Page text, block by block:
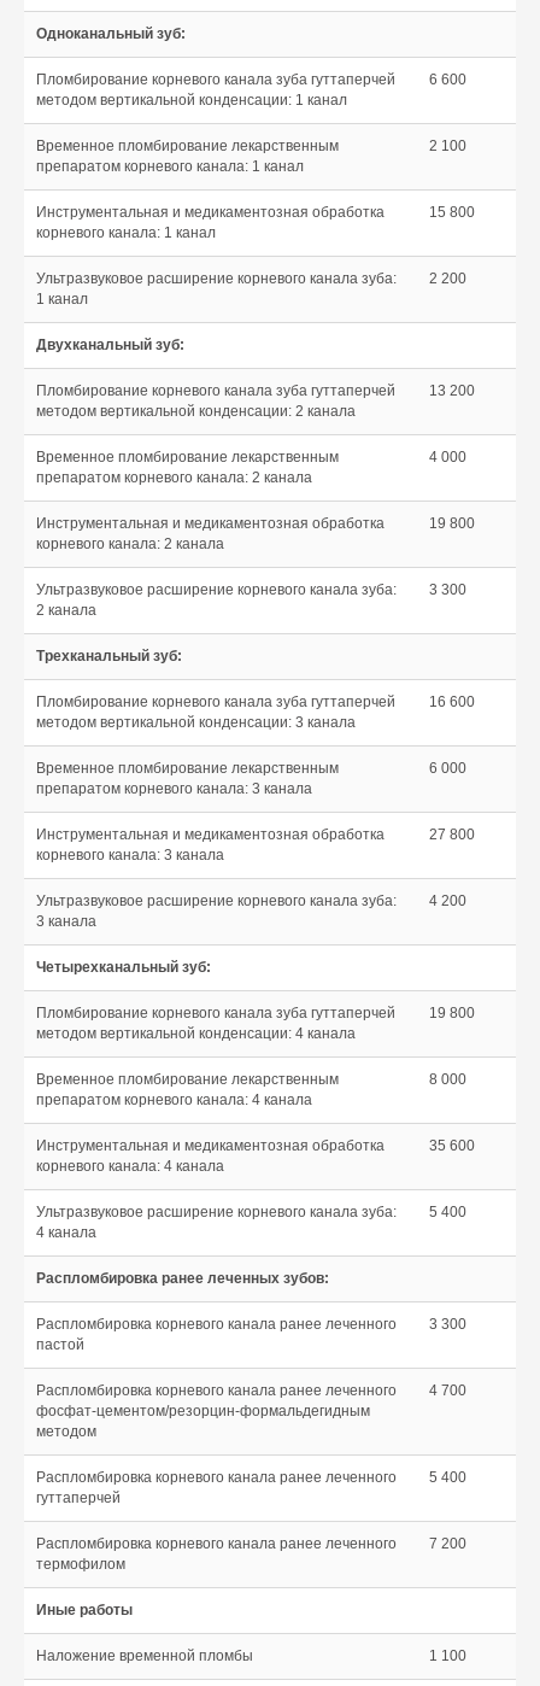
Одноканальный зуб:
Пломбирование корневого канала зуба гуттаперчей
методом вертикальной конденсации: 1 канал
6 600
Временное пломбирование лекарственным
препаратом корневого канала: 1 канал
2 100
Инструментальная и медикаментозная обработка
корневого канала: 1 канал
15 800
Ультразвуковое расширение корневого канала зуба:
1 канал
2 200
Двухканальный зуб:
Пломбирование корневого канала зуба гуттаперчей
методом вертикальной конденсации: 2 канала
13 200
Временное пломбирование лекарственным
препаратом корневого канала: 2 канала
4 000
Инструментальная и медикаментозная обработка
корневого канала: 2 канала
19 800
Ультразвуковое расширение корневого канала зуба:
2 канала
3 300
Трехканальный зуб:
Пломбирование корневого канала зуба гуттаперчей
методом вертикальной конденсации: 3 канала
16 600
Временное пломбирование лекарственным
препаратом корневого канала: 3 канала
6 000
Инструментальная и медикаментозная обработка
корневого канала: 3 канала
27 800
Ультразвуковое расширение корневого канала зуба:
3 канала
4 200
Четырехканальный зуб:
Пломбирование корневого канала зуба гуттаперчей
методом вертикальной конденсации: 4 канала
19 800
Временное пломбирование лекарственным
препаратом корневого канала: 4 канала
8 000
Инструментальная и медикаментозная обработка
корневого канала: 4 канала
35 600
Ультразвуковое расширение корневого канала зуба:
4 канала
5 400
Распломбировка ранее леченных зубов:
Распломбировка корневого канала ранее леченного
пастой
3 300
Распломбировка корневого канала ранее леченного
фосфат-цементом/резорцин-формальдегидным
методом
4 700
Распломбировка корневого канала ранее леченного
гуттаперчей
5 400
Распломбировка корневого канала ранее леченного
термофилом
7 200
Иные работы
Наложение временной пломбы 1 100
Вся информация на сайте носит
ознакомительный характер
и не является публичной офертой
ОГРН 5167746377563
ИНН 9729041467
© 2026 «АРМ Клиник»
Документы
Политика обработки персональных
данных
by Ergart